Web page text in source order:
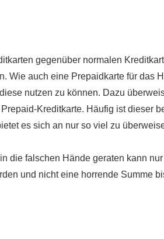
gegenüber normalen
Wie auch eine Prepaidkarte für das
nutzen zu können. Dazu
Kreditkarte. Häufig ist dieser
es sich an nur so viel zu
die falschen Hände geraten kann
und nicht eine horrende Summe